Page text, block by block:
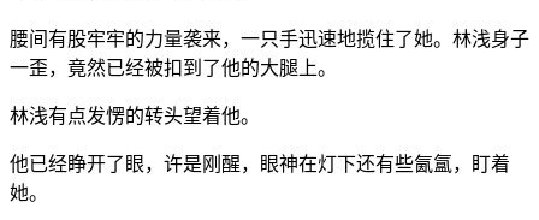
腰间有股牢牢的力量袭来，一只手迅速地揽住了她。林浅身子
一歪，竟然已经被扣到了他的大腿上。
林浅有点发愣的转头望着他。
他已经睁开了眼，许是刚醒，眼神在灯下还有些氤氲，盯着
她。